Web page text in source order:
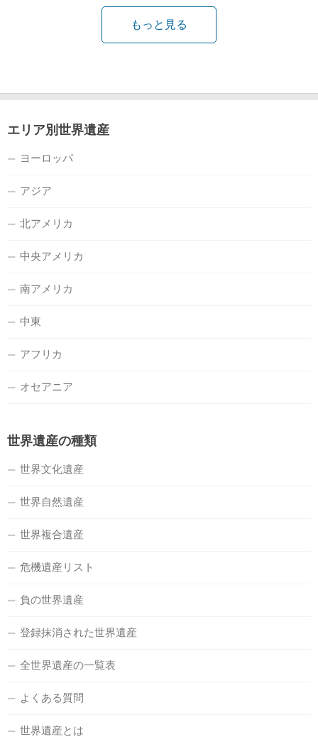
もっと見る
エリア別世界遺産
ヨーロッパ
アジア
北アメリカ
中央アメリカ
南アメリカ
中東
アフリカ
オセアニア
世界遺産の種類
世界文化遺産
世界自然遺産
世界複合遺産
危機遺産リスト
負の世界遺産
登録抹消された世界遺産
全世界遺産の一覧表
よくある質問
世界遺産とは